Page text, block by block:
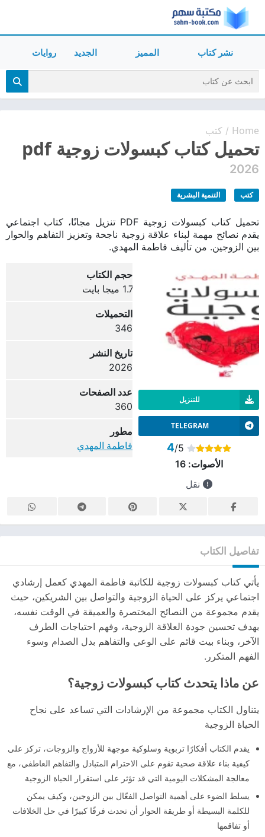
نشر كتاب المميز الجديد روايات
Home
/ كتب
تحميل كتاب كبسولات زوجية pdf
2026
كتب التنمية البشرية
تحميل كتاب كبسولات زوجية PDF تنزيل مجانًا، كتاب اجتماعي
يقدم نصائح مهمة لبناء علاقة زوجية ناجحة وتعزيز التفاهم والحوار
بين الزوجين. من تأليف فاطمة المهدي.
للتنزيل
TELEGRAM
4/5
الأصوات:16
نقل
حجم الكتاب
1.7 ميجا بايت
التحميلات
346
تاريخ النشر
2026
عدد الصفحات
360
مطور
فاطمة المهدي
تفاصيل الكتاب
يأتي كتاب كبسولات زوجية للكاتبة فاطمة المهدي كعمل إرشادي
اجتماعي يركز على الحياة الزوجية والتواصل بين الشريكين، حيث
يقدم مجموعة من النصائح المختصرة والعميقة في الوقت نفسه،
بهدف تحسين جودة العلاقة الزوجية، وفهم احتياجات الطرف
الآخر، وبناء بيت قائم على الوعي والتفاهم بدل الصدام وسوء
الفهم المتكرر.
عن ماذا يتحدث كتاب كبسولات زوجية؟
يتناول الكتاب مجموعة من الإرشادات التي تساعد على نجاح
الحياة الزوجية
يقدم الكتاب أفكارًا تربوية وسلوكية موجهة للأزواج والزوجات، تركز على
كيفية بناء علاقة صحية تقوم على الاحترام المتبادل والتفاهم العاطفي، مع
معالجة المشكلات اليومية التي قد تؤثر على استقرار الحياة الزوجية
يسلط الضوء على أهمية التواصل الفعّال بين الزوجين، وكيف يمكن
للكلمة البسيطة أو طريقة الحوار أن تحدث فرقًا كبيرًا في حل الخلافات
أو تفاقمها